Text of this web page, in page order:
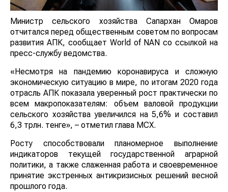
Министр сельского хозяйства Сапархан Омаров
отчитался перед общественным советом по вопросам
развития АПК, сообщает World of NAN со ссылкой на
пресс-службу ведомства.
«Несмотря на пандемию коронавируса и сложную
экономическую ситуацию в мире, по итогам 2020 года
отрасль АПК показала уверенный рост практически по
всем макропоказателям: объем валовой продукции
сельского хозяйства увеличился на 5,6% и составил
6,3 трлн. тенге», – отметил глава МСХ.
Росту способствовали планомерное выполнение
индикаторов текущей государственной аграрной
политики, а также слаженная работа и своевременное
принятие экстренных антикризисных решений весной
прошлого года.